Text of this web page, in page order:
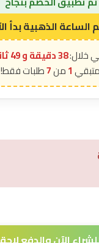
38 دقيقة و 48 ثانية
1
7